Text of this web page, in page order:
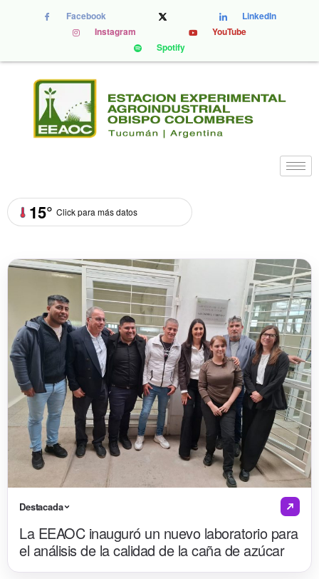
Facebook
LinkedIn
Instagram
YouTube
Spotify
15° Click para más datos
Destacada
La EEAOC inauguró un nuevo laboratorio para
el análisis de la calidad de la caña de azúcar